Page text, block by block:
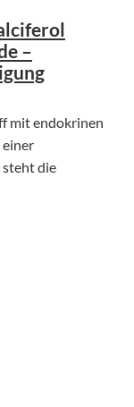
–
mit endokrinen
einer
steht die